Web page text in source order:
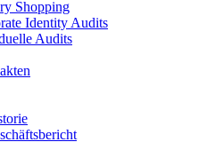
Shopping
Identity Audits
Audits